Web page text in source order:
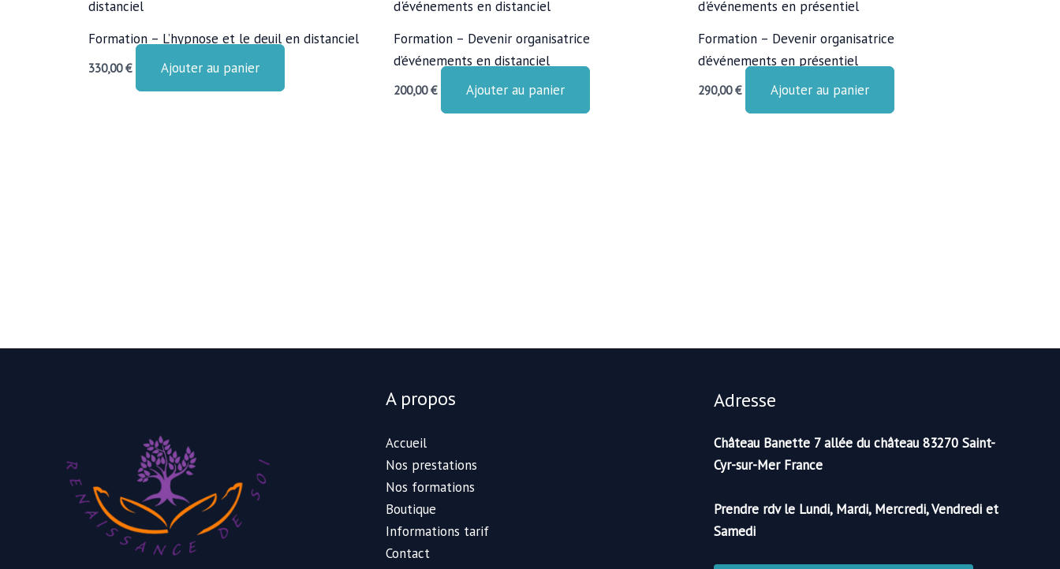
Formation – L’hypnose et le deuil en distanciel
330,00€ Ajouter au panier
Formation – Devenir organisatrice
d’événements en distanciel
200,00€ Ajouter au panier
Formation – Devenir organisatrice
d’événements en présentiel
290,00€ Ajouter au panier
A propos
Accueil
Nos prestations
Nos formations
Boutique
Informations tarif
Contact
Adresse
Château Banette 7 allée du château 83270 Saint-
Cyr-sur-Mer France
Prendre rdv le Lundi, Mardi, Mercredi, Vendredi et
Samedi